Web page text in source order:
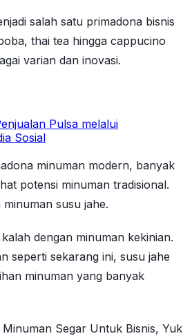
salah satu primadona bisnis
thai tea hingga cappucino
varian dan inovasi.
Pulsa melalui
Sosial
minuman modern, banyak
potensi minuman tradisional.
susu jahe.
dengan minuman kekinian.
seperti sekarang ini, susu jahe
minuman yang banyak
Segar Untuk Bisnis, Yuk